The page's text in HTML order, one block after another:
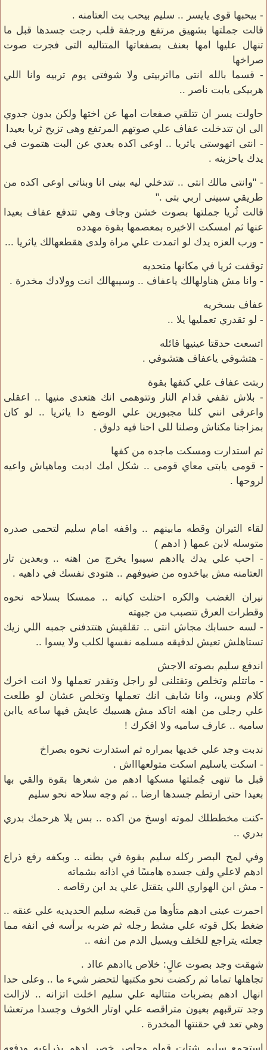
- بيحبها قوى يايسر .. سليم بيحب بت العتامنه .
قالت جملتها بشهيق مرتفع ورجفة قلب رجت جسدها قبل ما
تنهال عليها امها بعنف بصفعاتها المتتاليه التى فجرت صوت
صراخها
- قسما بالله انتى مااتربيتى ولا شوفتى يوم تربيه وانا اللي
هربيكى يابت ناصر ..
حاولت يسر ان تتلقي صفعات امها عن اختها ولكن بدون جدوي
الى ان تتدخلت عفاف علي صوتهم المرتفع وهى تزيح ثريا بعيدا
- انتى اتهوستى ياثريا .. اوعى اكده بعدي عن البت هتموت في
يدك ياحزينه .
- "وانتى مالك انتى .. تتدخلي ليه بينى انا وبناتى اوعى اكده من
طريقي سبينى اربي بتى ."
قالت ثُريا جملتها بصوت خشن وجاف وهي تتدفع عفاف بعيدا
عنها ثم امسكت الاخيره بمعصمها بقوة مهدده
- ورب العزه يدك لو اتمدت علي مراة ولدى هقطعهالك ياثريا ...
توقفت ثريا في مكانها متحديه
- وانا مش هناولهالك ياعفاف .. وسيبهالك انت وولادك مخدرة .
عفاف بسخريه
- لو تقدري تعمليها يلا ..
اتسعت حدقتا عينيها قائله
- هتشوفي ياعفاف هتشوفي .
ربتت عفاف علي كتفها بقوة
- بلاش تقفي قدام النار وتتوهمى انك هتعدى منيها .. اعقلى
واعرفى انني كلنا مجبورين علي الوضع دا ياثريا .. لو كان
بمزاجنا مكناش وصلنا للى احنا فيه دلوق .
ثم استدارت ومسكت ماجده من كفها
- قومى يابتى معاي قومى .. شكل امك ادبت وماهياش واعيه
لروحها .
لقاء التيران وقطه مابينهم .. واقفه امام سليم لتحمى صدره
متوسله لابن عمها ( ادهم )
- احب علي يدك ياادهم سيبوا يخرج من اهنه .. وبعدين تار
العتامنه مش بياخدوه من ضيوفهم .. هتودى نفسك في داهيه .
نيران الغضب والكره احتلت كيانه .. ممسكا بسلاحه نحوه
وقطرات العرق تتصبب من جبهته
- لسه حسابك مجاش انتى .. تقلقيش هتتدفنى جمبه اللي زيك
تستاهلش تعيش لدقيقه مسلمه نفسها لكلب ولا يسوا ..
اندفع سليم بصوته الاجش
- ماتتلم وتخلص وتقتلنى لو راجل وتقدر تعملها ولا انت اخرك
كلام وبس،، وانا شايف انك تعملها وتخلص عشان لو طلعت
علي رجلى من اهنه اتاكد مش هسيبك عايش فيها ساعه ياابن
ساميه .. عارف ساميه ولا افكرك !
ندبت وجد علي خديها بمراره ثم استدارت نحوه بصراخ
- اسكت ياسليم اسكت متولعهاااش .
قبل ما تنهى جُملتها مسكها ادهم من شعرها بقوة والقي بها
بعيدا حتى ارتطم جسدها ارضا .. ثم وجه سلاحه نحو سليم
-كنت مخططلك لموته اوسخ من اكده .. بس يلا هرحمك بدري
بدري ..
وفي لمح البصر ركله سليم بقوة في بطنه .. وبكفه رفع ذراع
ادهم لاعلي ولف جسده هامسًا في اذانه بشماته
- مش ابن الهواري اللي يتقتل علي يد ابن رقاصه .
احمرت عينى ادهم متأوها من قبضه سليم الحديديه علي عنقه ..
ضغط بكل قوته علي مشط رجله ثم ضربه برأسه في انفه مما
جعلته يتراجع للخلف ويسيل الدم من انفه ..
شهقت وجد بصوت عالٍ: خلاص ياادهم عااد .
تجاهلها تماما ثم ركضت نحو مكتبها لتحضر شيء ما .. وعلى حدا
انهال ادهم بضربات متتاليه علي سليم اخلت اتزانه .. لازالت
وجد تترقبهم بعيون متراقصه علي اوتار الخوف وجسدا مرتعشا
وهي تعد في حقنتها المخدرة .